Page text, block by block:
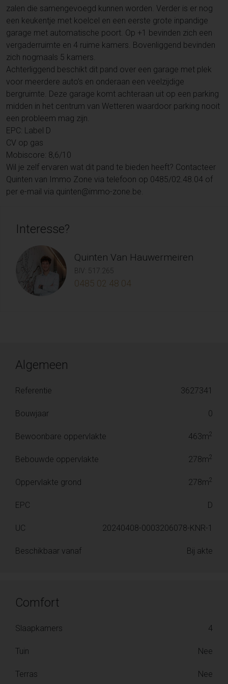
zalen die samengevoegd kunnen worden. Verder is er nog
een keukentje met koelcel en een eerste grote inpandige
garage met automatische poort. Op +1 bevinden zich een
vergaderruimte en 4 ruime kamers. Bovenliggend bevinden
zich nogmaals 5 kamers.
Achterliggend beschikt dit pand over een garage met plek
voor meerdere auto’s en onderaan een veelzijdige
bergruimte. Deze garage komt achteraan uit op een parking
midden in het centrum van Wetteren waardoor parking nooit
een probleem mag zijn.
EPC: Label D
CV op gas
Mobiscore: 8,6/10
Wil je zelf ervaren wat dit pand te bieden heeft? Contacteer
Quinten van Immo Zone via telefoon op 0485/02.48.04 of
per e-mail via quinten@immo-zone.be.
Interesse?
Quinten Van Hauwermeiren
BIV: 517.265
0485 02 48 04
Algemeen
Referentie 3627341
Bouwjaar 0
Bewoonbare oppervlakte 463m2
Bebouwde oppervlakte 278m2
Oppervlakte grond 278m2
EPC D
UC 20240408-0003206078-KNR-1
Beschikbaar vanaf Bij akte
Comfort
Slaapkamers 4
Tuin Nee
Terras Nee